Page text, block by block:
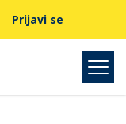
Prijavi se